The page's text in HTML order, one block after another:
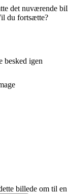
det nuværende
du fortsætte?
besked igen
billede om til